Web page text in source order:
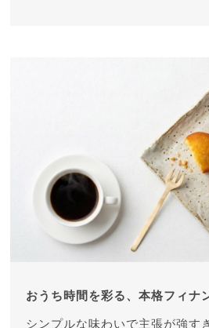
おうち時間を彩る、本格フィナ
シンプルな味わいで主張が強す